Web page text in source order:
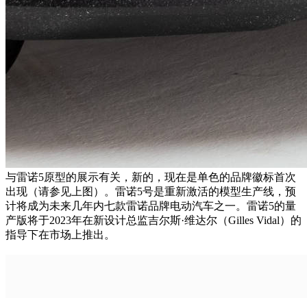
与雷诺5原型的展示有关，新的，现在是单色的品牌徽标首次
出现（请参见上图）。雷诺5号是重新激活的模型生产线，预
计将成为未来几年内七款雷诺品牌电动汽车之一。雷诺5的量
产版将于2023年在新设计总监吉尔斯·维达尔（Gilles Vidal）的
指导下在市场上推出。